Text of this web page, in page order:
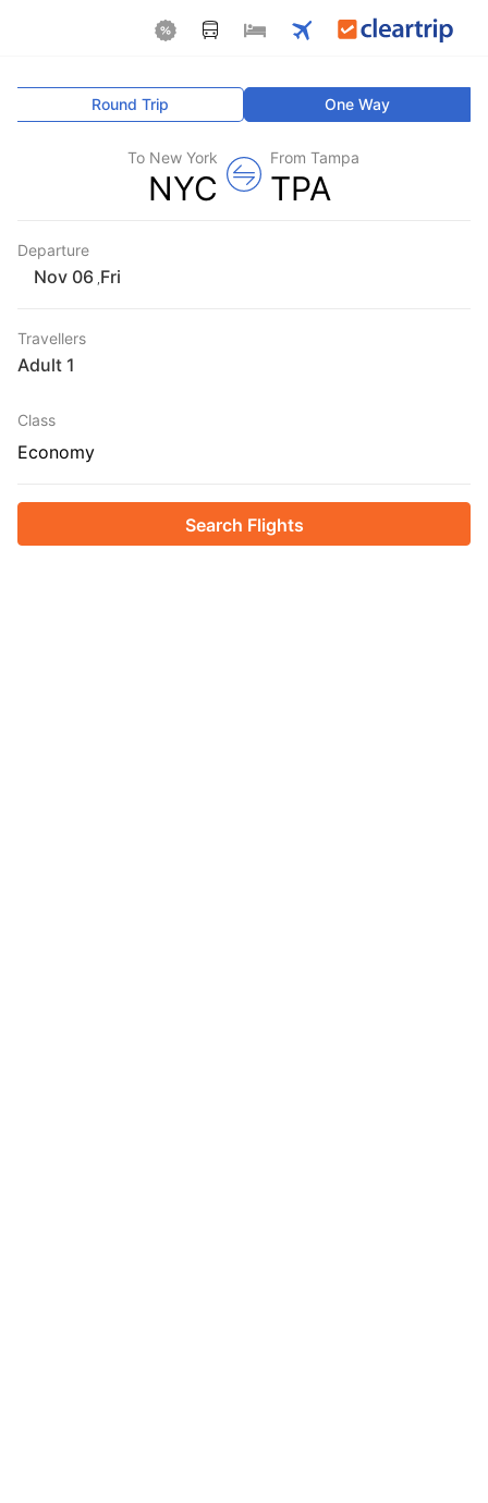
One Way
Round Trip
From Tampa
TPA
To New York
NYC
Departure
Fri
Travellers
1 Adult
Class
Economy